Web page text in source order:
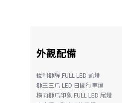
外觀配備
銳利獅眸 FULL LED 頭燈
獅王三爪 LED 日間行車燈
橫向獅爪印象 FULL LED 尾燈